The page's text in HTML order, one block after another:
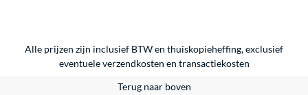
Alle prijzen zijn inclusief BTW en thuiskopieheffing, exclusief
eventueleverzendkosten en transactiekosten
Terug naar boven